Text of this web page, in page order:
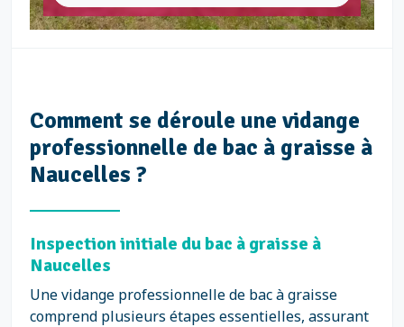
Comment se déroule une vidange
professionnelle de bac à graisse à
Naucelles ?
Inspection initiale du bac à graisse à
Naucelles
Une vidange professionnelle de bac à graisse
comprend plusieurs étapes essentielles, assurant